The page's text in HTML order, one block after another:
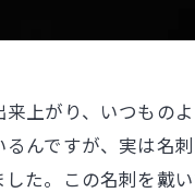
上がり、いつもの
んですが、実は名
た。この名刺を戴